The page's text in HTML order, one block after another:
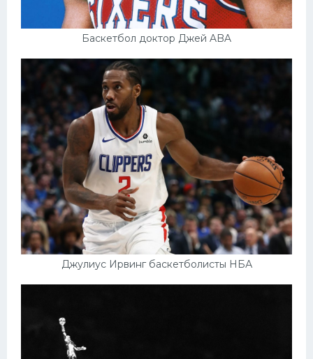
Баскетбол доктор Джей ABA
Джулиус Ирвинг баскетболисты НБА